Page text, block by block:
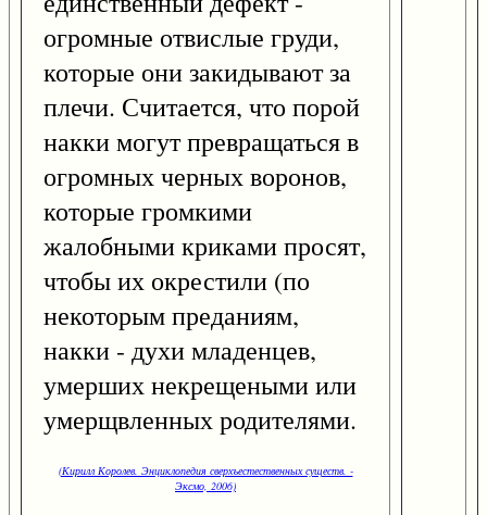
огромные отвислые груди,
которые они закидывают за
плечи. Считается, что порой
накки могут превращаться в
огромных черных воронов,
которые громкими
жалобными криками просят,
чтобы их окрестили (по
некоторым преданиям,
накки - духи младенцев,
умерших некрещеными или
умерщвленных родителями.
(Кирилл Королев. Энциклопедия сверхъестественных существ. -
Эксмо, 2006)